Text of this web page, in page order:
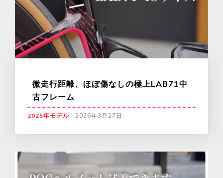
微走行距離、ほぼ傷なしの極上LAB71中
古フレーム
2025年モデル | 2026年3月27日